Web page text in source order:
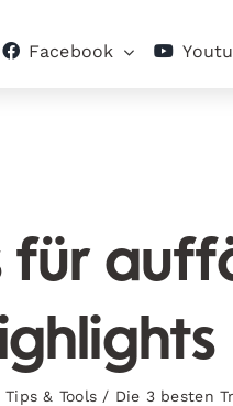
Facebook
für
Tips & Tools / Die 3 besten